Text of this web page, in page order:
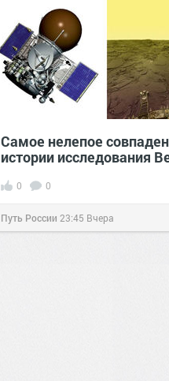
Самое нелепое
истории исследования
0 0
Путь России 23:45 Вчера